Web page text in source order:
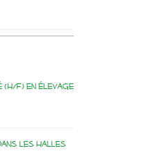
F) en élevage
les Halles